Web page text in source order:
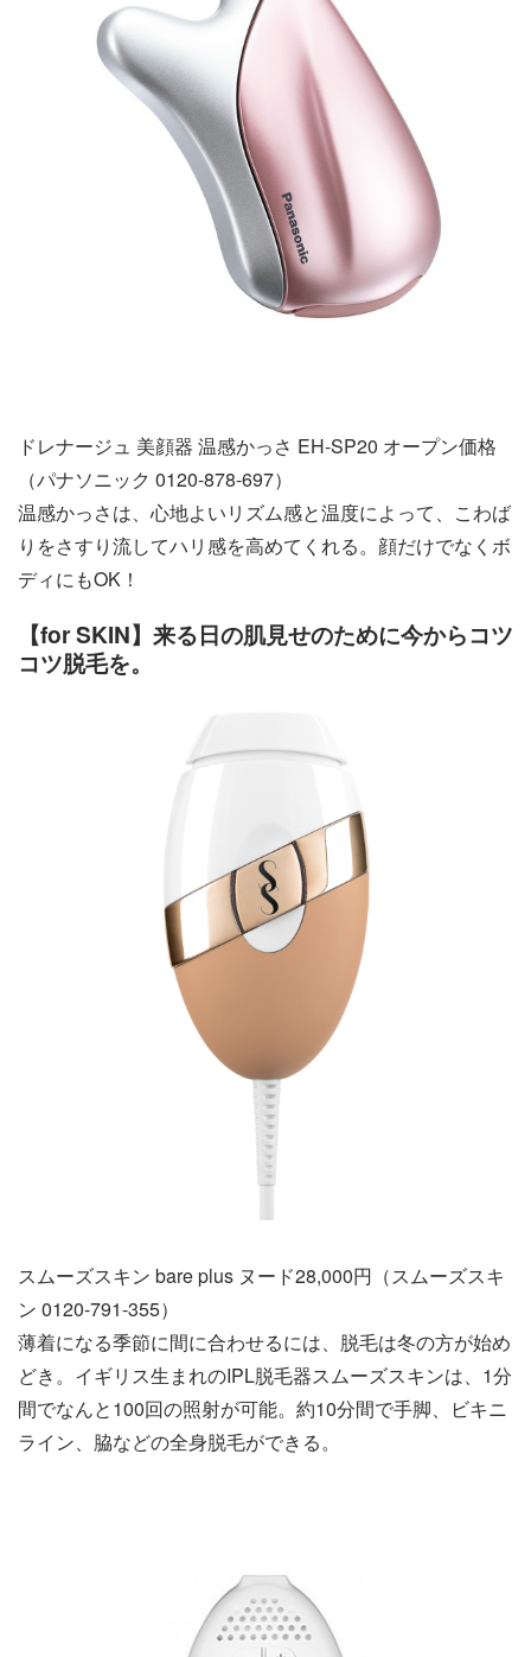
ドレナージュ 美顔器 温感かっさ EH-SP20 オープン価格
（パナソニック 0120-878-697）
温感かっさは、心地よいリズム感と温度によって、こわば
りをさすり流してハリ感を高めてくれる。顔だけでなくボ
ディにもOK！
【for SKIN】来る日の肌見せのために今からコツ
コツ脱毛を。
スムーズスキン bare plus ヌード28,000円（スムーズスキ
ン 0120-791-355）
薄着になる季節に間に合わせるには、脱毛は冬の方が始め
どき。イギリス生まれのIPL脱毛器スムーズスキンは、1分
間でなんと100回の照射が可能。約10分間で手脚、ビキニ
ライン、脇などの全身脱毛ができる。